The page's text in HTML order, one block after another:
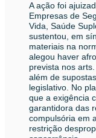
A ação foi
Empresas de
Vida, Saúde
sustentou, em
materiais na
alegou haver
prevista nos
além de
legislativo. No
que a exigência
garantidora das
compulsória em
restrição